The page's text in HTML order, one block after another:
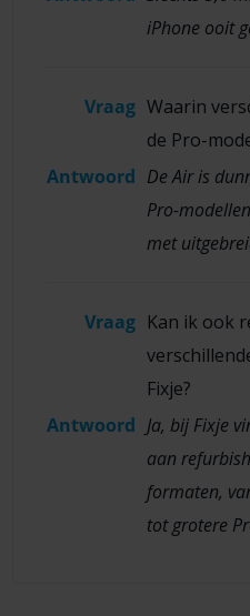
iPhone ooit
Vraag Waarin
de Pro-
Antwoord De Air is
Pro-
met
Vraag Kan ik ook
Fixje?
Antwoord Ja, bij Fixje
aan
formaten,
tot grotere